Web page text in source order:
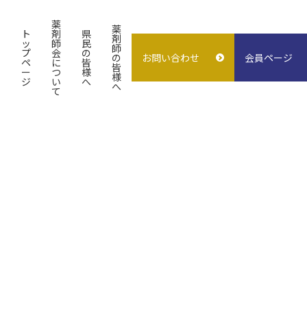
ト
ッ
プ
ペ
ー
ジ
薬
剤
師
会
に
つ
い
て
概要
試験検査センター
県
民
の
皆
様
へ
よくある質問
子どもの誤飲
薬
剤
師
の
皆
様
へ
入会案内
求人情報
お問い合わせ 会員ページ